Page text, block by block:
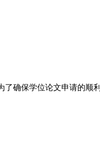
确保学位论文申请的顺